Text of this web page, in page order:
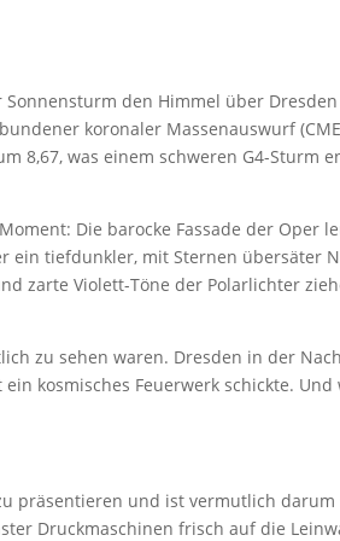
den Himmel über
koronaler Massenauswurf
8,67, was einem schweren G4-Sturm
Die barocke Fassade der Oper
ein tiefdunkler, mit Sternen übersäter
zarte Violett-Töne der Polarlichter
zu sehen waren. Dresden in der
kosmisches Feuerwerk schickte.
präsentieren und ist vermutlich
Druckmaschinen frisch auf die